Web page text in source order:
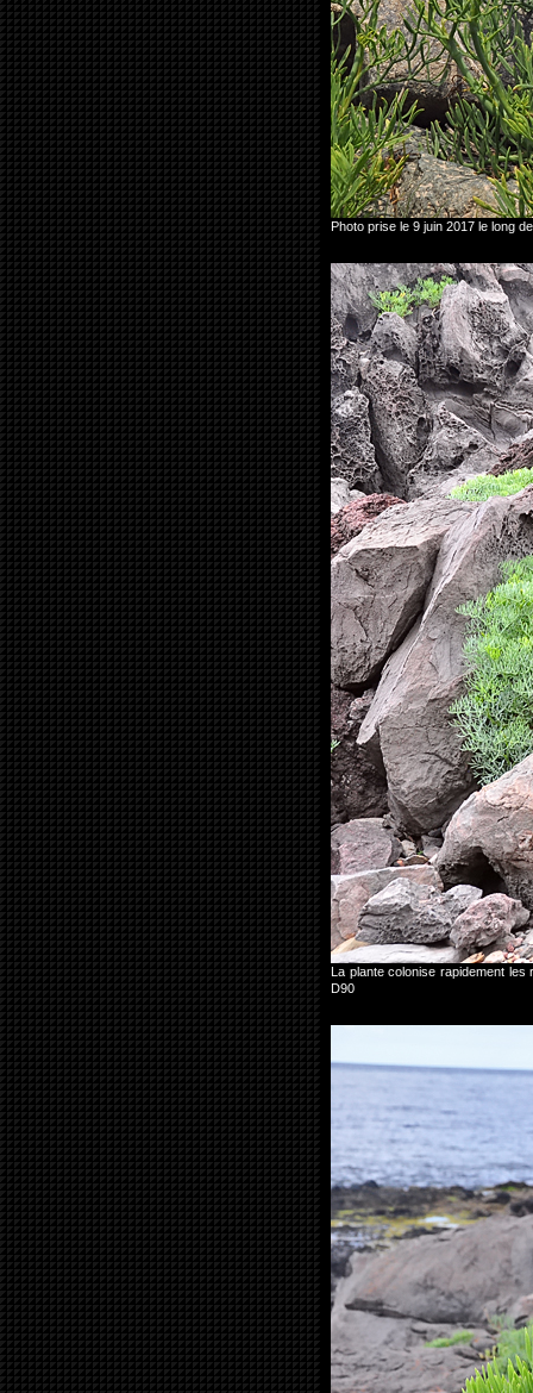
Photo prise le 9 juin 2017 le long
La plante colonise rapidement
D90